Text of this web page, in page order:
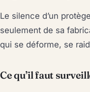
Le silence d’un
seulement de sa
qui se déforme, se
Ce qu’il faut